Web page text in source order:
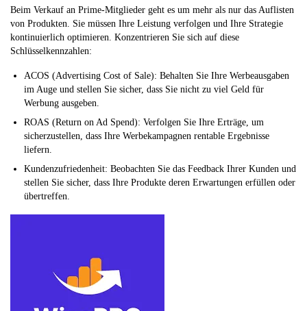
Beim Verkauf an Prime-Mitglieder geht es um mehr als nur das Auflisten
von Produkten. Sie müssen Ihre Leistung verfolgen und Ihre Strategie
kontinuierlich optimieren. Konzentrieren Sie sich auf diese
Schlüsselkennzahlen:
ACOS (Advertising Cost of Sale): Behalten Sie Ihre Werbeausgaben
im Auge und stellen Sie sicher, dass Sie nicht zu viel Geld für
Werbung ausgeben.
ROAS (Return on Ad Spend): Verfolgen Sie Ihre Erträge, um
sicherzustellen, dass Ihre Werbekampagnen rentable Ergebnisse
liefern.
Kundenzufriedenheit: Beobachten Sie das Feedback Ihrer Kunden und
stellen Sie sicher, dass Ihre Produkte deren Erwartungen erfüllen oder
übertreffen.